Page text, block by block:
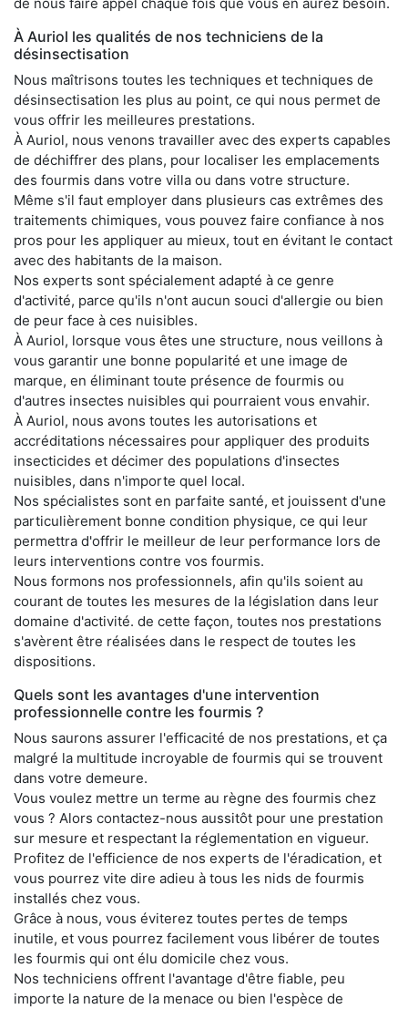
de nous faire appel chaque fois que vous en aurez besoin.
À Auriol les qualités de nos techniciens de la
désinsectisation
Nous maîtrisons toutes les techniques et techniques de
désinsectisation les plus au point, ce qui nous permet de
vous offrir les meilleures prestations.
À Auriol, nous venons travailler avec des experts capables
de déchiffrer des plans, pour localiser les emplacements
des fourmis dans votre villa ou dans votre structure.
Même s'il faut employer dans plusieurs cas extrêmes des
traitements chimiques, vous pouvez faire confiance à nos
pros pour les appliquer au mieux, tout en évitant le contact
avec des habitants de la maison.
Nos experts sont spécialement adapté à ce genre
d'activité, parce qu'ils n'ont aucun souci d'allergie ou bien
de peur face à ces nuisibles.
À Auriol, lorsque vous êtes une structure, nous veillons à
vous garantir une bonne popularité et une image de
marque, en éliminant toute présence de fourmis ou
d'autres insectes nuisibles qui pourraient vous envahir.
À Auriol, nous avons toutes les autorisations et
accréditations nécessaires pour appliquer des produits
insecticides et décimer des populations d'insectes
nuisibles, dans n'importe quel local.
Nos spécialistes sont en parfaite santé, et jouissent d'une
particulièrement bonne condition physique, ce qui leur
permettra d'offrir le meilleur de leur performance lors de
leurs interventions contre vos fourmis.
Nous formons nos professionnels, afin qu'ils soient au
courant de toutes les mesures de la législation dans leur
domaine d'activité. de cette façon, toutes nos prestations
s'avèrent être réalisées dans le respect de toutes les
dispositions.
Quels sont les avantages d'une intervention
professionnelle contre les fourmis ?
Nous saurons assurer l'efficacité de nos prestations, et ça
malgré la multitude incroyable de fourmis qui se trouvent
dans votre demeure.
Vous voulez mettre un terme au règne des fourmis chez
vous ? Alors contactez-nous aussitôt pour une prestation
sur mesure et respectant la réglementation en vigueur.
Profitez de l'efficience de nos experts de l'éradication, et
vous pourrez vite dire adieu à tous les nids de fourmis
installés chez vous.
Grâce à nous, vous éviterez toutes pertes de temps
inutile, et vous pourrez facilement vous libérer de toutes
les fourmis qui ont élu domicile chez vous.
Nos techniciens offrent l'avantage d'être fiable, peu
importe la nature de la menace ou bien l'espèce de